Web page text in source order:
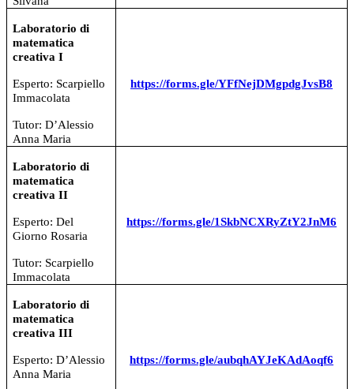
Laboratorio di
matematica
creativa I
Esperto: Scarpiello
Immacolata
Tutor: D’Alessio
Anna Maria
https://forms.gle/YFfNejDMgpdgJvsB8
Laboratorio di
matematica
creativa II
Esperto: Del
Giorno Rosaria
Tutor: Scarpiello
Immacolata
https://forms.gle/1SkbNCXRyZtY2JnM6
Laboratorio di
matematica
creativa III
Esperto: D’Alessio
Anna Maria
https://forms.gle/aubqhAYJeKAdAoqf6